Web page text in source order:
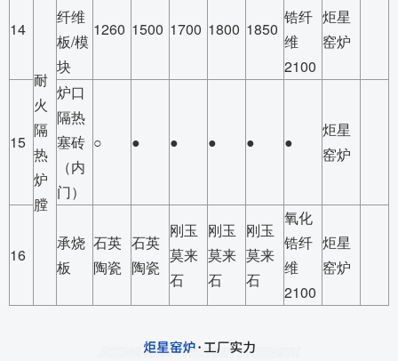
14
耐
火
隔
热
炉
膛
纤维
板/模
块
1260 1500 1700 1800 1850
锆纤
维
2100
炬星
窑炉
15
炉口
隔热
塞砖
（内
门）
○ ● ● ● ● ●
炬星
窑炉
16
承烧
板
石英
陶瓷
石英
陶瓷
刚玉
莫来
石
刚玉
莫来
石
刚玉
莫来
石
氧化
锆纤
维
2100
炬星
窑炉